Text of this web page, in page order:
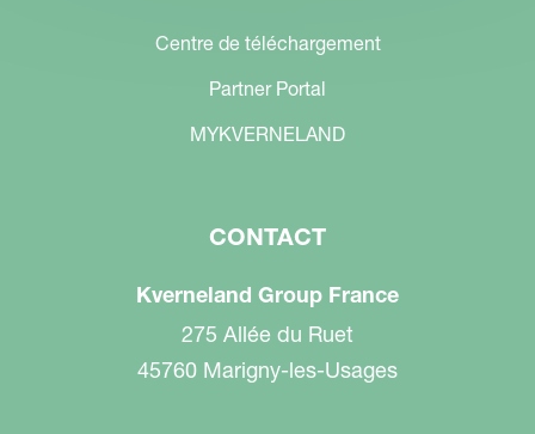
Centre de téléchargement
Partner Portal
MYKVERNELAND
CONTACT
Kverneland Group France
275 Allée du Ruet
45760 Marigny-les-Usages